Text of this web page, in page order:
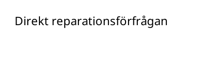
Direkt reparationsförfrågan